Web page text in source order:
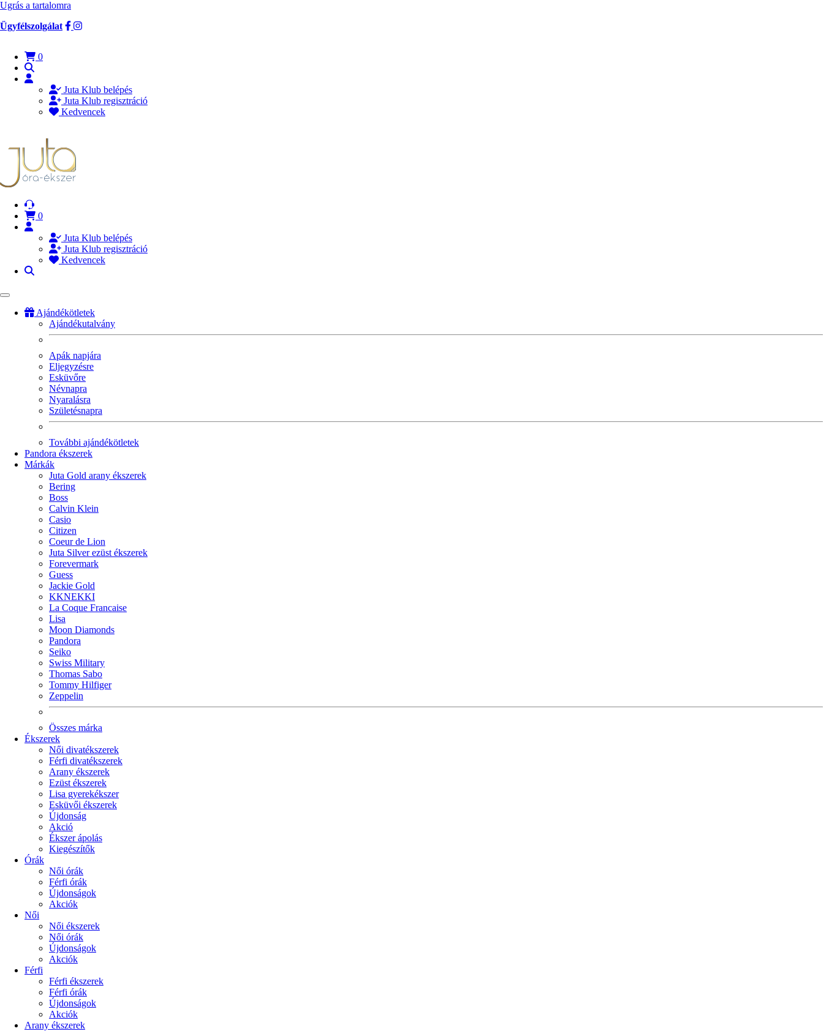
Ugrás a tartalomra
Ügyfélszolgálat
0
Juta Klub belépés
Juta Klub regisztráció
Kedvencek
0
Juta Klub belépés
Juta Klub regisztráció
Kedvencek
Ajándékötletek
Ajándékutalvány
Apák napjára
Eljegyzésre
Esküvőre
Névnapra
Nyaralásra
Születésnapra
További ajándékötletek
Pandora ékszerek
Márkák
Juta Gold arany ékszerek
Bering
Boss
Calvin Klein
Casio
Citizen
Coeur de Lion
Juta Silver ezüst ékszerek
Forevermark
Guess
Jackie Gold
KKNEKKI
La Coque Francaise
Lisa
Moon Diamonds
Pandora
Seiko
Swiss Military
Thomas Sabo
Tommy Hilfiger
Zeppelin
Összes márka
Ékszerek
Női divatékszerek
Férfi divatékszerek
Arany ékszerek
Ezüst ékszerek
Lisa gyerekékszer
Esküvői ékszerek
Újdonság
Akció
Ékszer ápolás
Kiegészítők
Órák
Női órák
Férfi órák
Újdonságok
Akciók
Női
Női ékszerek
Női órák
Újdonságok
Akciók
Férfi
Férfi ékszerek
Férfi órák
Újdonságok
Akciók
Arany ékszerek